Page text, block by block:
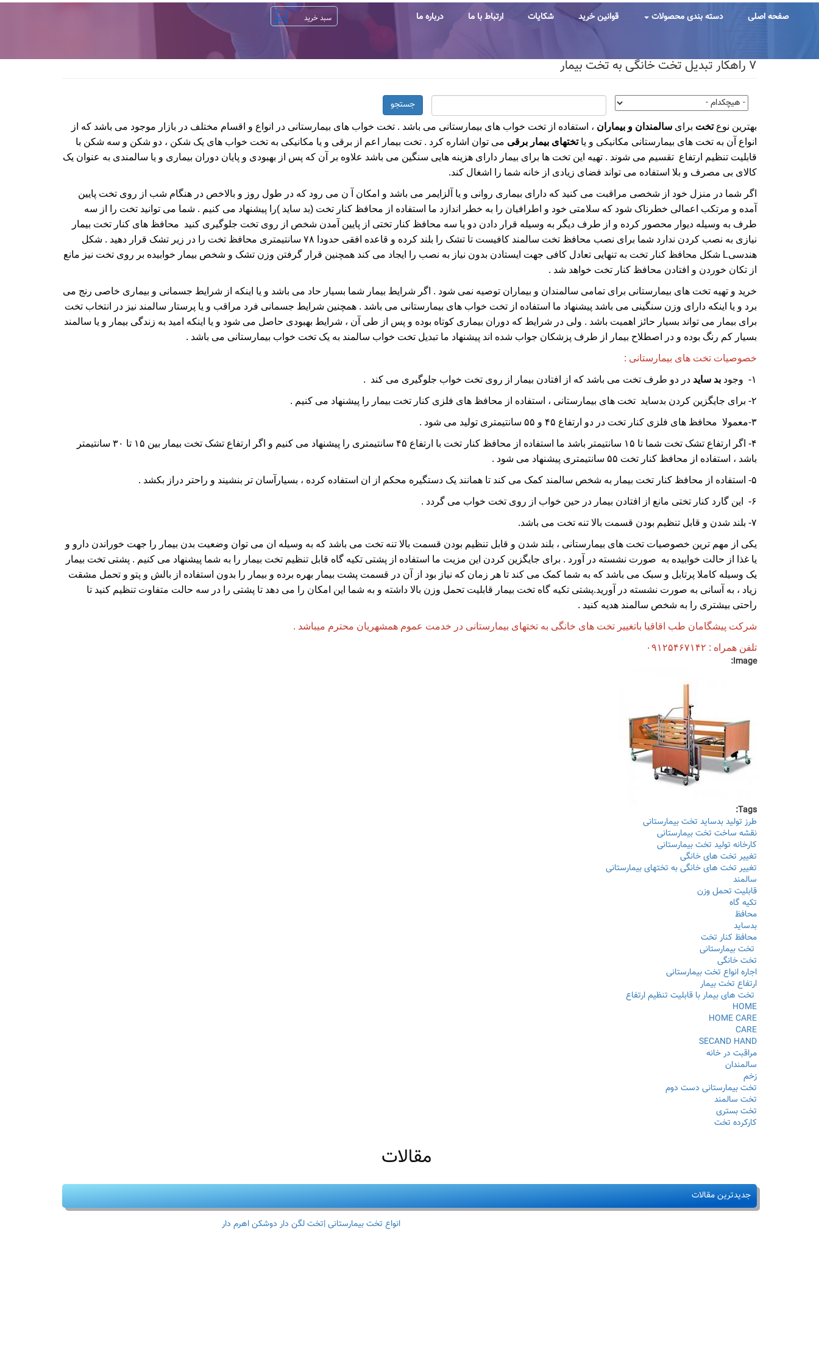
رفتن
صفحه اصلی دسته بندی محصولات قوانین خرید شکایات ارتباط با ما درباره ما
۷ راهکار تبدیل تخت خانگی به تخت بیمار
جستجو
بهترین نوعتخت برای سالمندان و بیماران ، استفاده از تخت خواب های بیمارستانی می باشد . تخت خواب های بیمارستانی در انواع و اقسام مختلف در بازار موجود می باشد که از
انواع آن به تخت های بیمارستانی مکانیکی و یاتختهای بیمار برقی می توان اشاره کرد . تخت بیمار اعم از برقی و یا مکانیکی به تخت خواب های یک شکن ، دو شکن و سه شکن با
قابلیت تنظیم ارتفاع تقسیم می شوند . تهیه این تخت ها برای بیمار دارای هزینه هایی سنگین می باشد علاوه بر آن که پس از بهبودی و پایان دوران بیماری و یا سالمندی به عنوان یک
کالای بی مصرف و بلا استفاده می تواند فضای زیادی از خانه شما را اشغال کند.
اگر شما در منزل خود از شخصی مراقبت می کنید که دارای بیماری روانی و یا آلزایمر می باشد و امکان آ ن می رود که در طول روز و بالاخص در هنگام شب از روی تخت پایین
آمده و مرتکب اعمالی خطرناک شود که سلامتی خود و اطرافیان را به خطر اندازد ما استفاده از محافظ کنار تخت (بد ساید )را پیشنهاد می کنیم . شما می توانید تخت را از سه
طرف به وسیله دیوار محصور کرده و از طرف دیگر به وسیله قرار دادن دو یا سه محافظ کنار تختی از پایین آمدن شخص از روی تخت جلوگیری کنید محافظ های کنار تخت بیمار
نیازی به نصب کردن ندارد شما برای نصب محافظ تخت سالمند کافیست تا تشک را بلند کرده و قاعده افقی حدودا ۷۸ سانتیمتری محافظ تخت را در زیر تشک قرار دهید . شکل
هندسیL شکل محافظ کنار تخت به تنهایی تعادل کافی جهت ایستادن بدون نیاز به نصب را ایجاد می کند همچنین قرار گرفتن وزن تشک و شخص بیمار خوابیده بر روی تخت نیز مانع
از تکان خوردن و افتادن محافظ کنار تخت خواهد شد .
خرید و تهیه تخت های بیمارستانی برای تمامی سالمندان و بیماران توصیه نمی شود . اگر شرایط بیمار شما بسیار حاد می باشد و یا اینکه از شرایط جسمانی و بیماری خاصی رنج می
برد و یا اینکه دارای وزن سنگینی می باشد پیشنهاد ما استفاده از تخت خواب های بیمارستانی می باشد . همچنین شرایط جسمانی فرد مراقب و یا پرستار سالمند نیز در انتخاب تخت
برای بیمار می تواند بسیار حائز اهمیت باشد . ولی در شرایط که دوران بیماری کوتاه بوده و پس از طی آن ، شرایط بهبودی حاصل می شود و یا اینکه امید به زندگی بیمار و یا سالمند
بسیار کم رنگ بوده و در اصطلاح بیمار از طرف پزشکان جواب شده اند پیشنهاد ما تبدیل تخت خواب سالمند به یک تخت خواب بیمارستانی می باشد .
خصوصیات تخت های بیمارستانی :
۱- وجود بد ساید در دو طرف تخت می باشد که از افتادن بیمار از روی تخت خواب جلوگیری می کند .
۲- برای جایگزین کردن بدساید تخت های بیمارستانی ، استفاده از محافظ های فلزی کنار تخت بیمار را پیشنهاد می کنیم .
۳-معمولا محافظ های فلزی کنار تخت در دو ارتفاع ۴۵ و ۵۵ سانتیمتری تولید می شود .
۴- اگر ارتفاع تشک تخت شما تا ۱۵ سانتیمتر باشد ما استفاده از محافظ کنار تخت با ارتفاع ۴۵ سانتیمتری را پیشنهاد می کنیم و اگر ارتفاع تشک تخت بیمار بین ۱۵ تا ۳۰ سانتیمتر
باشد ، استفاده از محافظ کنار تخت ۵۵ سانتیمتری پیشنهاد می شود .
۵- استفاده از محافظ کنار تخت بیمار به شخص سالمند کمک می کند تا همانند یک دستگیره محکم از ان استفاده کرده ، بسیارآسان تر بنشیند و راحتر دراز بکشد .
۶- این گارد کنار تختی مانع از افتادن بیمار در حین خواب از روی تخت خواب می گردد .
۷- بلند شدن و قابل تنظیم بودن قسمت بالا تنه تخت می باشد.
یکی از مهم ترین خصوصیات تخت های بیمارستانی ، بلند شدن و قابل تنظیم بودن قسمت بالا تنه تخت می باشد که به وسیله ان می توان وضعیت بدن بیمار را جهت خوراندن دارو و
یا غذا از حالت خوابیده به صورت نشسته در آورد . برای جایگزین کردن این مزیت ما استفاده از پشتی تکیه گاه قابل تنظیم تخت بیمار را به شما پیشنهاد می کنیم . پشتی تخت بیمار
یک وسیله کاملا پرتابل و سبک می باشد که به شما کمک می کند تا هر زمان که نیاز بود از آن در قسمت پشت بیمار بهره برده و بیمار را بدون استفاده از بالش و پتو و تحمل مشقت
زیاد ، به آسانی به صورت نشسته در آورید.پشتی تکیه گاه تخت بیمار قابلیت تحمل وزن بالا داشته و به شما این امکان را می دهد تا پشتی را در سه حالت متفاوت تنظیم کنید تا
راحتی بیشتری را به شخص سالمند هدیه کنید .
شرکت پیشگامان طب اقاقیا باتغییر تخت های خانگی به تختهای بیمارستانی در خدمت عموم همشهریان محترم میباشد .
تلفن همراه : ۰۹۱۲۵۴۶۷۱۴۲
Image:
Tags:
طرز تولید بدساید تخت بیمارستانی
نقشه ساخت تخت بیمارستانی
کارخانه تولید تخت بیمارستانی
تغییر تخت های خانگی
تغییر تخت های خانگی به تختهای بیمارستانی
سالمند
قابلیت تحمل وزن
تکیه گاه
محافظ
بدساید
محافظ کنار تخت
تخت بیمارستانی
تخت خانگی
اجاره انواع تخت بیمارستانی
ارتفاع تخت بيمار
تخت های بیمار با قابلیت تنظیم ارتفاع
HOME
HOME CARE
CARE
SECAND HAND
مراقبت در خانه
سالمندان
زخم
تخت بیمارستانی دست دوم
تخت سالمند
تخت بستری
کارکرده تخت
مقالات
جدیدترین مقالات
انواع تخت بیمارستانی |تخت لگن دار دوشکن اهرم دار